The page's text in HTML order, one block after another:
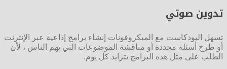
تدوين صوتي
تسهل البودكاست مع الميكروفونات إنشاء برامج إذاعية عبر الإنترنت
أو طرح أسئلة محددة أو مناقشة الموضوعات التي تهم الناس ، لأن
الطلب على مثل هذه البرامج يتزايد كل يوم.